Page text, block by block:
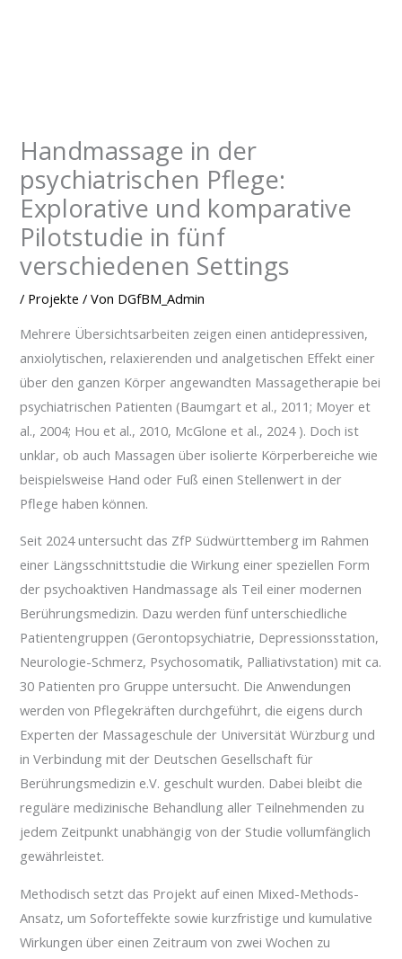
Handmassage in der
psychiatrischen Pflege:
Explorative und komparative
Pilotstudie in fünf
verschiedenen Settings
/ Projekte / Von DGfBM_Admin
Mehrere Übersichtsarbeiten zeigen einen antidepressiven,
anxiolytischen, relaxierenden und analgetischen Effekt einer
über den ganzen Körper angewandten Massagetherapie bei
psychiatrischen Patienten (Baumgart et al., 2011; Moyer et
al., 2004; Hou et al., 2010, McGlone et al., 2024 ). Doch ist
unklar, ob auch Massagen über isolierte Körperbereiche wie
beispielsweise Hand oder Fuß einen Stellenwert in der
Pflege haben können.
Seit 2024 untersucht das ZfP Südwürttemberg im Rahmen
einer Längsschnittstudie die Wirkung einer speziellen Form
der psychoaktiven Handmassage als Teil einer modernen
Berührungsmedizin. Dazu werden fünf unterschiedliche
Patientengruppen (Gerontopsychiatrie, Depressionsstation,
Neurologie-Schmerz, Psychosomatik, Palliativstation) mit ca.
30 Patienten pro Gruppe untersucht. Die Anwendungen
werden von Pflegekräften durchgeführt, die eigens durch
Experten der Massageschule der Universität Würzburg und
in Verbindung mit der Deutschen Gesellschaft für
Berührungsmedizin e.V. geschult wurden. Dabei bleibt die
reguläre medizinische Behandlung aller Teilnehmenden zu
jedem Zeitpunkt unabhängig von der Studie vollumfänglich
gewährleistet.
Methodisch setzt das Projekt auf einen Mixed-Methods-
Ansatz, um Soforteffekte sowie kurzfristige und kumulative
Wirkungen über einen Zeitraum von zwei Wochen zu